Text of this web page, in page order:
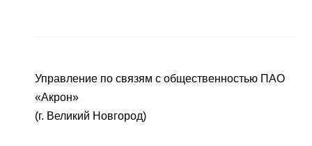
Управление по связям с общественностью ПАО
«Акрон»
(г. Великий Новгород)